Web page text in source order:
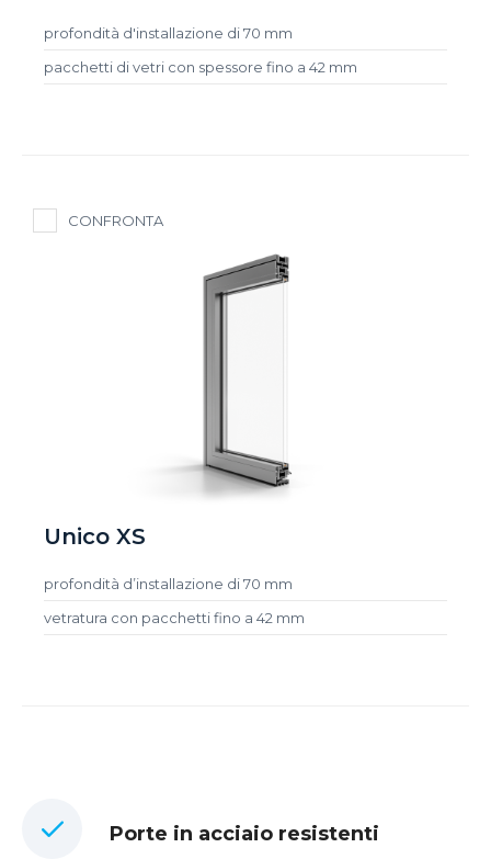
profondità d'installazione di 70 mm
pacchetti di vetri con spessore fino a 42 mm
CONFRONTA
Unico XS
profondità d’installazione di 70 mm
vetratura con pacchetti fino a 42 mm
Porte in acciaio resistenti